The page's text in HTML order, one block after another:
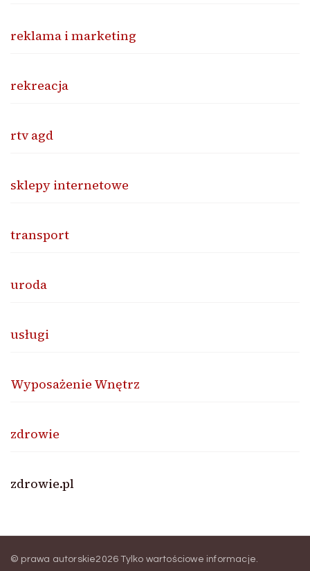
reklama i marketing
rekreacja
rtv agd
sklepy internetowe
transport
uroda
usługi
Wyposażenie Wnętrz
zdrowie
zdrowie.pl
© prawa autorskie2026Tylko wartościowe informacje.